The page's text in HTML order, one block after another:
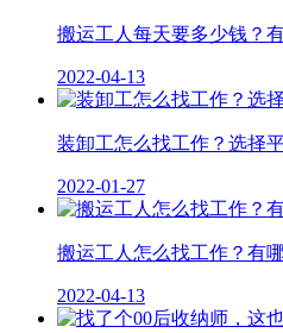
搬运工人每天要多少钱？
2022-04-13
装卸工怎么找工作？选择
2022-01-27
搬运工人怎么找工作？有
2022-04-13